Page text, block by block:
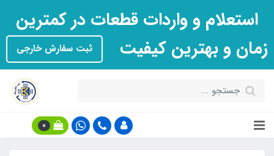
استعلام و واردات قطعات در کمترین
زمان و بهترین کیفیت
ثبت سفارش خارجی
0